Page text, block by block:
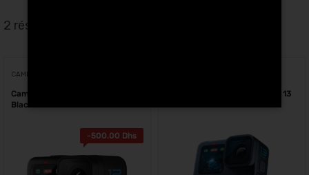
2 résultats affichés
CAMÉRAS D'ACTION
Caméra d’action GoPro HERO 12
Black au Maroc
-500.00 Dhs
Caméra d’action GoPro HERO 13